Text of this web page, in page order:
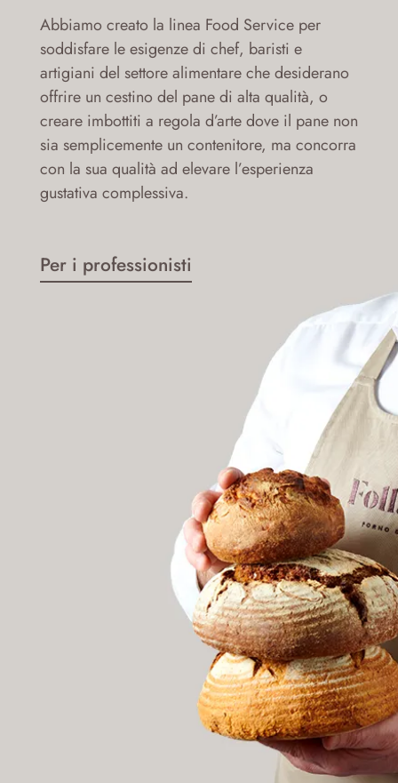
Abbiamo creato la linea Food Service per
soddisfare le esigenze di chef, baristi e
artigiani del settore alimentare che desiderano
offrire un cestino del pane di alta qualità, o
creare imbottiti a regola d’arte dove il pane non
sia semplicemente un contenitore, ma concorra
con la sua qualità ad elevare l’esperienza
gustativa complessiva.
Per i professionisti